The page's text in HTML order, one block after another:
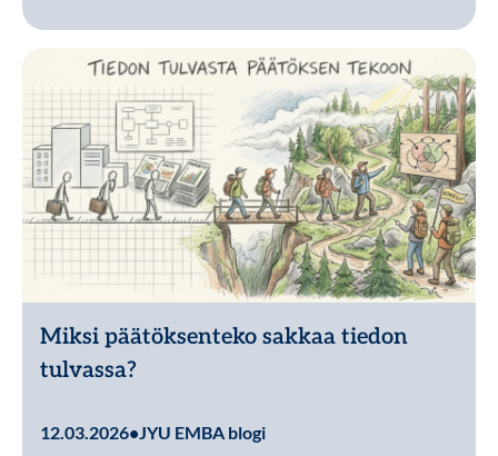
Miksi päätöksenteko sakkaa tiedon
tulvassa?
12.03.2026•JYU EMBA blogi